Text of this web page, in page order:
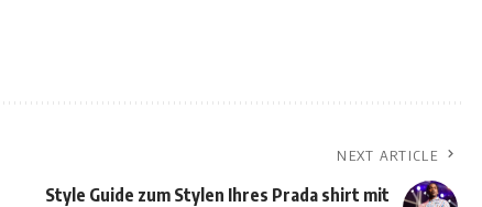
NEXT ARTICLE
Style Guide zum Stylen Ihres Prada shirt mit